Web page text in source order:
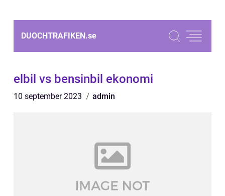
DUOCHTRAFIKEN.se
elbil vs bensinbil ekonomi
10 september 2023 admin